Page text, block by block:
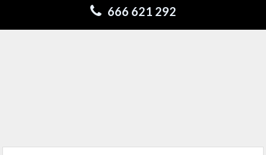
666 621 292